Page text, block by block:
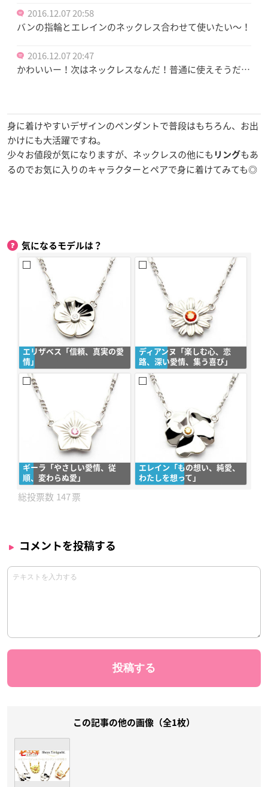
2016.12.07 20:58
バンの指輪とエレインのネックレス合わせて使いたい〜！
2016.12.07 20:47
かわいいー！次はネックレスなんだ！普通に使えそうだ…
身に着けやすいデザインのペンダントで普段はもちろん、お出
かけにも大活躍ですね。
少々お値段が気になりますが、ネックレスの他にも リングもあ
るのでお気に入りのキャラクターとペアで身に着けてみても◎
気になるモデルは？
エリザベス「信頼、真実の愛
情​​」
ディアンヌ「楽しむ心、恋
路、深い愛情、集う喜び」
ギーラ「やさしい愛情、従
順、変わらぬ愛」
エレイン「もの想い、純愛、
わたしを想って」
147
コメントを投稿する
この記事の他の画像（全1枚）